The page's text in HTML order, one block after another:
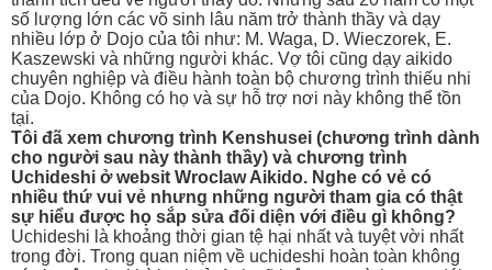
số lượng lớn các võ sinh lâu năm trở thành thầy và dạy
nhiều lớp ở Dojo của tôi như: M. Waga, D. Wieczorek, E.
Kaszewski và những người khác. Vợ tôi cũng dạy aikido
chuyên nghiệp và điều hành toàn bộ chương trình thiếu nhi
của Dojo. Không có họ và sự hỗ trợ nơi này không thể tồn
tại.
Tôi đã xem chương trình Kenshusei (chương trình dành
cho người sau này thành thầy) và chương trình
Uchideshi ở websit Wroclaw Aikido. Nghe có vẻ có
nhiều thứ vui vẻ nhưng những người tham gia có thật
sự hiểu được họ sắp sửa đối diện với điều gì không?
Uchideshi là khoảng thời gian tệ hại nhất và tuyệt vời nhất
trong đời. Trong quan niệm về uchideshi hoàn toàn không